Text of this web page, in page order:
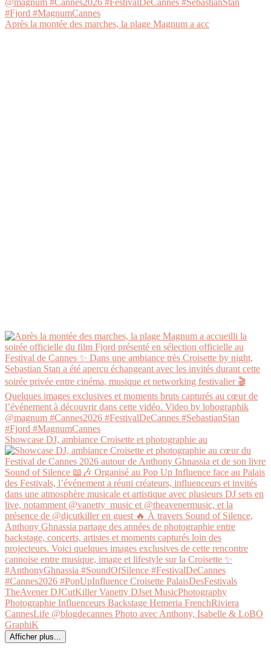
Après la montée des marches, la plage Magnum a acc
Showcase DJ, ambiance Croisette et photographie au
Afficher plus...